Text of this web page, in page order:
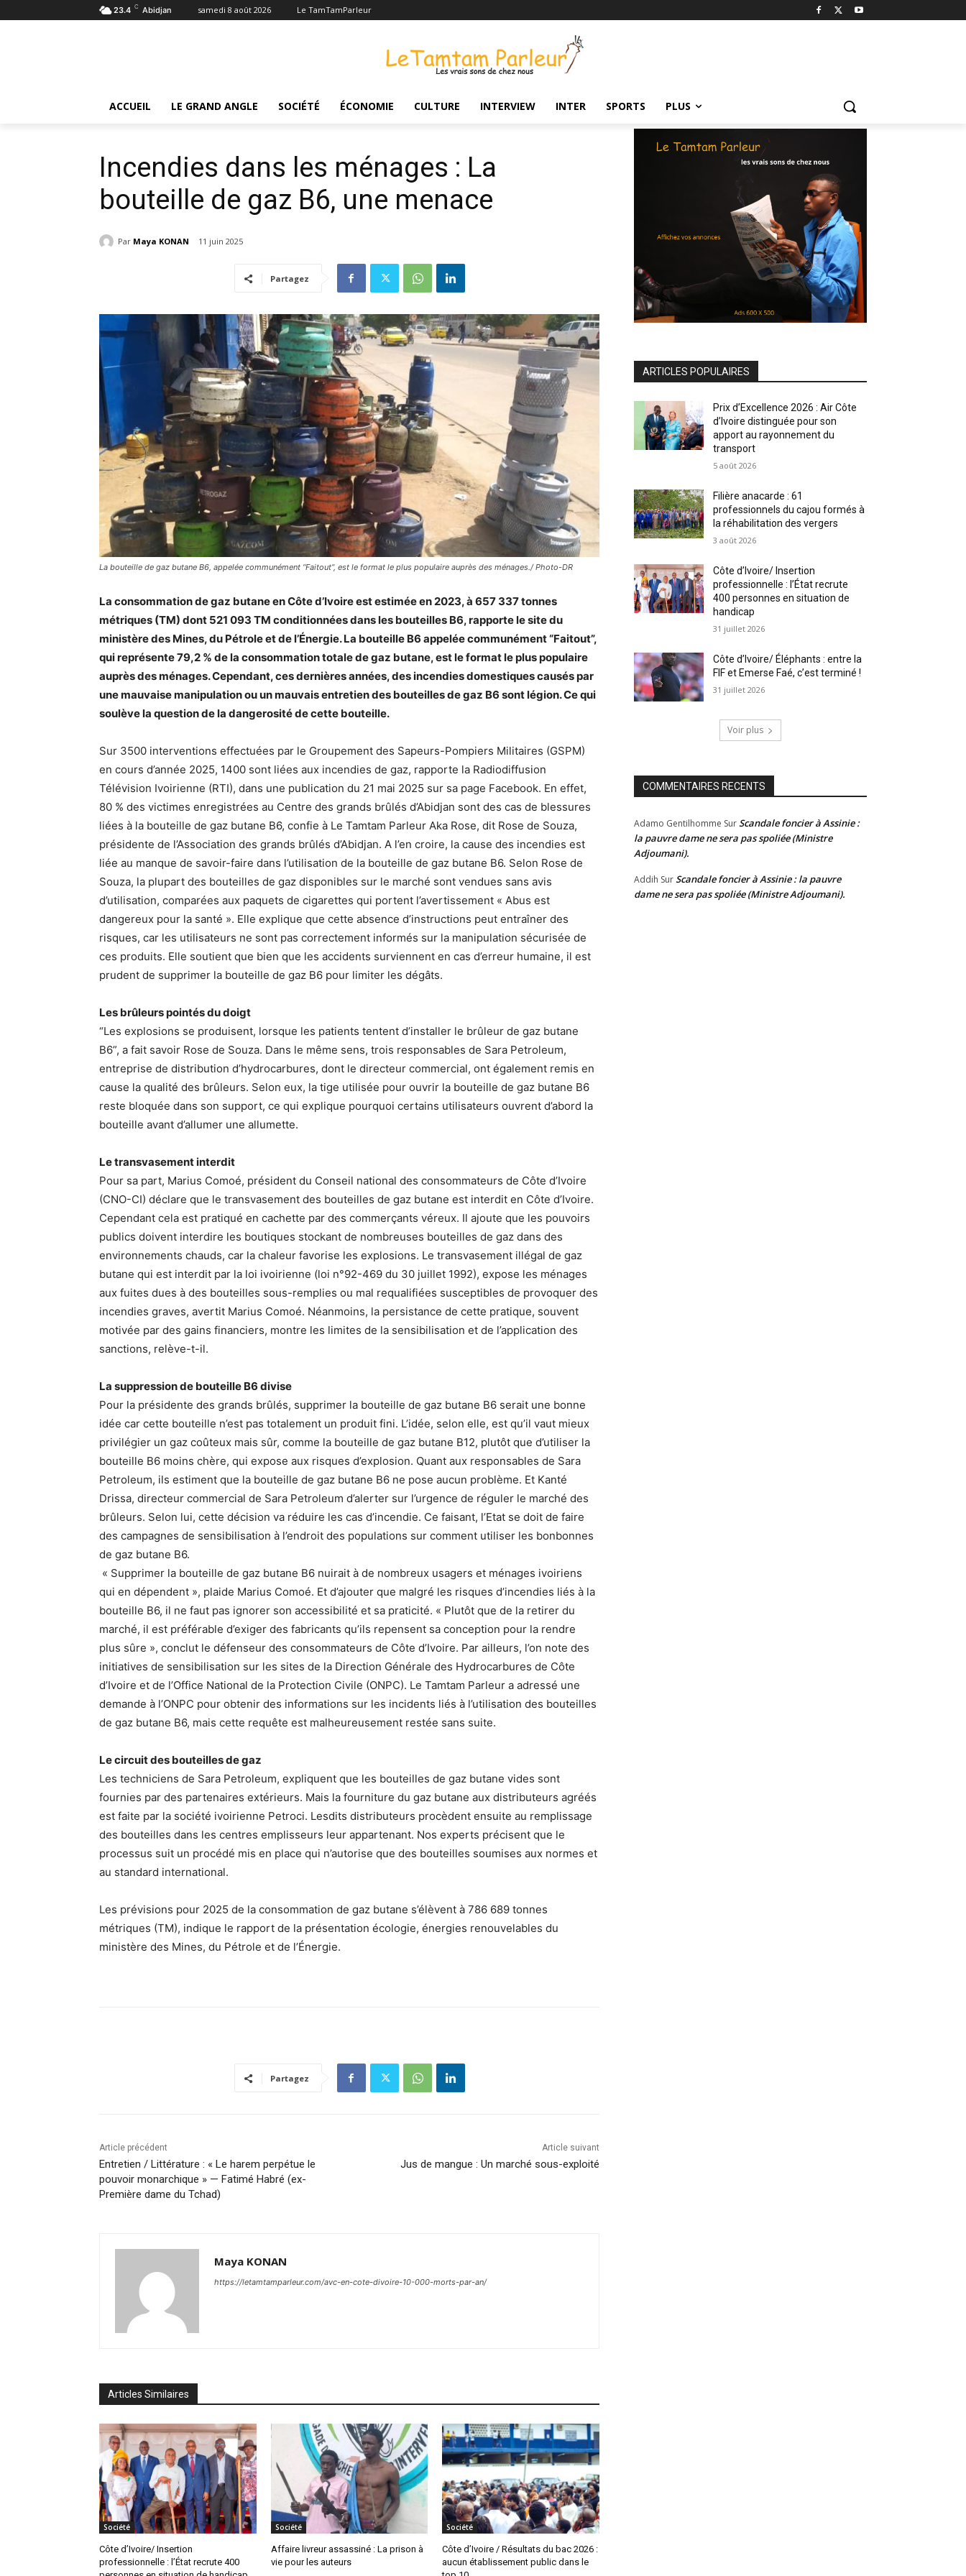
23.4 C Abidjan samedi 8 août 2026 Le TamTamParleur
ACCUEIL LE GRAND ANGLE SOCIÉTÉ ÉCONOMIE CULTURE INTERVIEW INTER SPORTS PLUS
Accueil Société Incendies dans les ménages : La bouteille de gaz B6, une menace
Incendies dans les ménages : La
bouteille de gaz B6, une menace
Par Maya KONAN 11 juin 2025
Partagez
La bouteille de gaz butane B6, appelée communément “Faitout”, est le format le plus populaire auprès des ménages./ Photo-DR
La consommation de gaz butane en Côte d’Ivoire est estimée en 2023, à 657 337 tonnes
métriques (TM) dont 521 093 TM conditionnées dans les bouteilles B6, rapporte le site du
ministère des Mines, du Pétrole et de l’Énergie. La bouteille B6 appelée communément “Faitout”,
qui représente 79,2 % de la consommation totale de gaz butane, est le format le plus populaire
auprès des ménages. Cependant, ces dernières années, des incendies domestiques causés par
une mauvaise manipulation ou un mauvais entretien des bouteilles de gaz B6 sont légion. Ce qui
soulève la question de la dangerosité de cette bouteille.
Sur 3500 interventions effectuées par le Groupement des Sapeurs-Pompiers Militaires (GSPM)
en cours d’année 2025, 1400 sont liées aux incendies de gaz, rapporte la Radiodiffusion
Télévision Ivoirienne (RTI), dans une publication du 21 mai 2025 sur sa page Facebook. En effet,
80 % des victimes enregistrées au Centre des grands brûlés d’Abidjan sont des cas de blessures
liées à la bouteille de gaz butane B6, confie à Le Tamtam Parleur Aka Rose, dit Rose de Souza,
présidente de l’Association des grands brûlés d’Abidjan. A l’en croire, la cause des incendies est
liée au manque de savoir-faire dans l’utilisation de la bouteille de gaz butane B6. Selon Rose de
Souza, la plupart des bouteilles de gaz disponibles sur le marché sont vendues sans avis
d’utilisation, comparées aux paquets de cigarettes qui portent l’avertissement « Abus est
dangereux pour la santé ». Elle explique que cette absence d’instructions peut entraîner des
risques, car les utilisateurs ne sont pas correctement informés sur la manipulation sécurisée de
ces produits. Elle soutient que bien que les accidents surviennent en cas d’erreur humaine, il est
prudent de supprimer la bouteille de gaz B6 pour limiter les dégâts.
Les brûleurs pointés du doigt
“Les explosions se produisent, lorsque les patients tentent d’installer le brûleur de gaz butane
B6”, a fait savoir Rose de Souza. Dans le même sens, trois responsables de Sara Petroleum,
entreprise de distribution d’hydrocarbures, dont le directeur commercial, ont également remis en
cause la qualité des brûleurs. Selon eux, la tige utilisée pour ouvrir la bouteille de gaz butane B6
reste bloquée dans son support, ce qui explique pourquoi certains utilisateurs ouvrent d’abord la
bouteille avant d’allumer une allumette.
Le transvasement interdit
Pour sa part, Marius Comoé, président du Conseil national des consommateurs de Côte d’Ivoire
(CNO-CI) déclare que le transvasement des bouteilles de gaz butane est interdit en Côte d’Ivoire.
Cependant cela est pratiqué en cachette par des commerçants véreux. Il ajoute que les pouvoirs
publics doivent interdire les boutiques stockant de nombreuses bouteilles de gaz dans des
environnements chauds, car la chaleur favorise les explosions. Le transvasement illégal de gaz
butane qui est interdit par la loi ivoirienne (loi n°92-469 du 30 juillet 1992), expose les ménages
aux fuites dues à des bouteilles sous-remplies ou mal requalifiées susceptibles de provoquer des
incendies graves, avertit Marius Comoé. Néanmoins, la persistance de cette pratique, souvent
motivée par des gains financiers, montre les limites de la sensibilisation et de l’application des
sanctions, relève-t-il.
La suppression de bouteille B6 divise
Pour la présidente des grands brûlés, supprimer la bouteille de gaz butane B6 serait une bonne
idée car cette bouteille n’est pas totalement un produit fini. L’idée, selon elle, est qu’il vaut mieux
privilégier un gaz coûteux mais sûr, comme la bouteille de gaz butane B12, plutôt que d’utiliser la
bouteille B6 moins chère, qui expose aux risques d’explosion. Quant aux responsables de Sara
Petroleum, ils estiment que la bouteille de gaz butane B6 ne pose aucun problème. Et Kanté
Drissa, directeur commercial de Sara Petroleum d’alerter sur l’urgence de réguler le marché des
brûleurs. Selon lui, cette décision va réduire les cas d’incendie. Ce faisant, l’Etat se doit de faire
des campagnes de sensibilisation à l’endroit des populations sur comment utiliser les bonbonnes
de gaz butane B6.
« Supprimer la bouteille de gaz butane B6 nuirait à de nombreux usagers et ménages ivoiriens
qui en dépendent », plaide Marius Comoé. Et d’ajouter que malgré les risques d’incendies liés à la
bouteille B6, il ne faut pas ignorer son accessibilité et sa praticité. « Plutôt que de la retirer du
marché, il est préférable d’exiger des fabricants qu’ils repensent sa conception pour la rendre
plus sûre », conclut le défenseur des consommateurs de Côte d’Ivoire. Par ailleurs, l’on note des
initiatives de sensibilisation sur les sites de la Direction Générale des Hydrocarbures de Côte
d’Ivoire et de l’Office National de la Protection Civile (ONPC). Le Tamtam Parleur a adressé une
demande à l’ONPC pour obtenir des informations sur les incidents liés à l’utilisation des bouteilles
de gaz butane B6, mais cette requête est malheureusement restée sans suite.
Le circuit des bouteilles de gaz
Les techniciens de Sara Petroleum, expliquent que les bouteilles de gaz butane vides sont
fournies par des partenaires extérieurs. Mais la fourniture du gaz butane aux distributeurs agréés
est faite par la société ivoirienne Petroci. Lesdits distributeurs procèdent ensuite au remplissage
des bouteilles dans les centres emplisseurs leur appartenant. Nos experts précisent que le
processus suit un procédé mis en place qui n’autorise que des bouteilles soumises aux normes et
au standard international.
Les prévisions pour 2025 de la consommation de gaz butane s’élèvent à 786 689 tonnes
métriques (TM), indique le rapport de la présentation écologie, énergies renouvelables du
ministère des Mines, du Pétrole et de l’Énergie.
Partagez
Article précédent
Entretien / Littérature : « Le harem perpétue le
pouvoir monarchique » — Fatimé Habré (ex-
Première dame du Tchad)
Article suivant
Jus de mangue : Un marché sous-exploité
Maya KONAN
https://letamtamparleur.com/avc-en-cote-divoire-10-000-morts-par-an/
Articles Similaires
Société
Côte d’Ivoire/ Insertion
professionnelle : l’État recrute 400
Société
Affaire livreur assassiné : La prison à
vie pour les auteurs
Société
Côte d’Ivoire / Résultats du bac 2026 :
aucun établissement public dans le
ARTICLES POPULAIRES
Prix d’Excellence 2026 : Air Côte
d’Ivoire distinguée pour son
apport au rayonnement du
transport
5 août 2026
Filière anacarde : 61
professionnels du cajou formés à
la réhabilitation des vergers
3 août 2026
Côte d’Ivoire/ Insertion
professionnelle : l’État recrute
400 personnes en situation de
handicap
31 juillet 2026
Côte d’Ivoire/ Éléphants : entre la
FIF et Emerse Faé, c’est terminé !
31 juillet 2026
Voir plus
COMMENTAIRES RECENTS
Adamo Gentilhomme SurScandale foncier à Assinie :
la pauvre dame ne sera pas spoliée (Ministre
Adjoumani).
Addih SurScandale foncier à Assinie : la pauvre
dame ne sera pas spoliée (Ministre Adjoumani).